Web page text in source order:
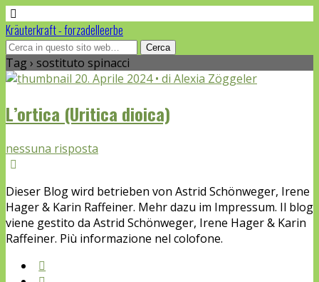
Kräuterkraft - forzadelleerbe
Tag › sostituto spinacci
20. Aprile 2024 • di Alexia Zöggeler
L’ortica (Uritica dioica)
nessuna risposta
Dieser Blog wird betrieben von Astrid Schönweger, Irene
Hager & Karin Raffeiner. Mehr dazu im Impressum. Il blog
viene gestito da Astrid Schönweger, Irene Hager & Karin
Raffeiner. Più informazione nel colofone.